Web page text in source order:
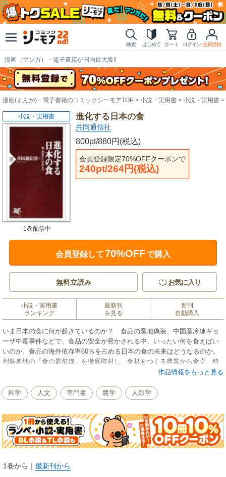
検索 はじめて カート ログイン 会員登録
漫画（マンガ）・電子書籍が国内最大級!!
漫画(まんが)・電子書籍のコミックシーモアTOP 小説・実用書 小説・実用書
進化する日本の食
共同通信社
800pt/880円(税込)
会員登録限定70%OFFクーポンで
240pt/264円(税込)
小説・実用書
1巻配信中
会員登録して70%OFFで購入
無料立読み お気に入り
小説・実用書
ランキング
最新刊
を見る
新刊
自動購入
いま日本の食に何が起きているのか？ 食品の産地偽装、中国産冷凍ギョ
ーザ中毒事件などで、食品の安全が脅かされる中、いったい何を食えばい
いのか。食品の海外依存率60％を占める日本の食の未来はどうなるのか。
列島各地の「食の最前線」を徹底取材し、食材をつくる農業から食卓、料
理人まで、現場の「生」の声を収録しつつ、ホットな食の話題を掘り起こ
マイレージ、ソフト断食、ズボラ料理、弁当の日、アレルギー対応ケー
キ、潜水艦ハンバーグ、フレンチ介護食、宇宙食、公邸料理人、タコライ
ある。「食」を私たちの手に取り戻す最後のチャンス！ 変化の風をつか
みとれ！ ルポ・「日本列島 食の最前線」
作品情報をもっと見る
科学 人文 専門書 農学 人類学
1巻から ｜ 最新刊から